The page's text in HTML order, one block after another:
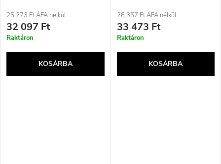
25 273 Ft ÁFA nélkül
32 097 Ft
Raktáron
KOSÁRBA
26 357 Ft ÁFA nélkül
33 473 Ft
Raktáron
KOSÁRBA